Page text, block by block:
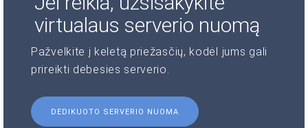
virtualaus serverio nuomą
Pažvelkite į keletą priežasčių, kodėl jums gali
prireikti debesies serverio.
DEDIKUOTO SERVERIO NUOMA